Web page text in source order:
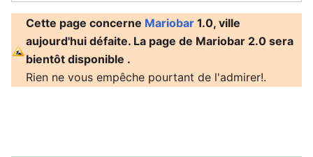
Cette page concerne Mariobar 1.0, ville
aujourd'hui défaite. La page de Mariobar 2.0 sera
bientôt disponible .
Rien ne vous empêche pourtant de l'admirer!.